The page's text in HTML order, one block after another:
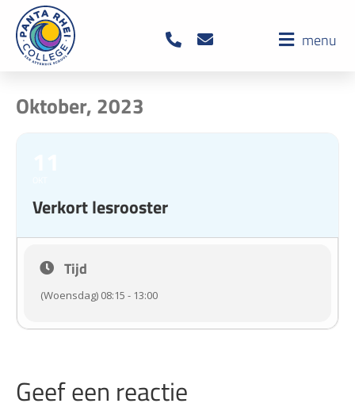
menu
Oktober, 2023
Verkort lesrooster
Tijd
(Woensdag) 08:15 - 13:00
Geef een reactie